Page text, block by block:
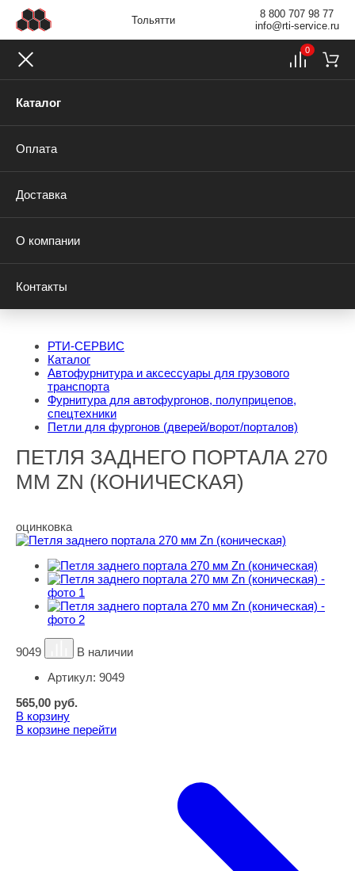
Тольятти
8 800 707 98 77
info@rti-service.ru
Каталог
Оплата
Доставка
О компании
Контакты
0
РТИ-СЕРВИС
Каталог
Автофурнитура и аксессуары для грузового
транспорта
Фурнитура для автофургонов, полуприцепов,
спецтехники
Петли для фургонов (дверей/ворот/порталов)
ПЕТЛЯ ЗАДНЕГО ПОРТАЛА 270
ММ ZN (КОНИЧЕСКАЯ)
оцинковка
9049
В наличии
Артикул: 9049
565,00 руб.
В корзину
В корзине перейти